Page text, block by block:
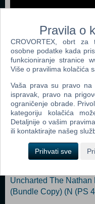
Dodaj u košaricu
Popularno
Grand Theft Auto V (N)
The Last Of Us
Fallout 4 (PS 4)
Disney Infinity 3.0 Star
Uncharted The
(Bundle Copy) (N (PS
Pravila o
CROVORTEX, obrt za
osobne podatke kada
funkcioniranje stranice
Više o pravilima kolačića
Vaša prava su pravo
ispravak, pravo na
ograničenje obrade.
kategoriju kolačića
Detaljnije o vašim
ili kontaktirajte našeg
Prihvati sve